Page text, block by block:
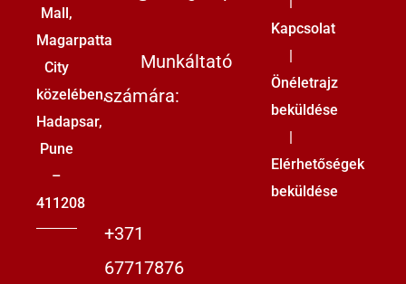
Mall,
Magarpatta
City
közelében,
Hadapsar,
Pune
–
411208
Munkáltató
számára:
+371
67717876
Kapcsolat
|
Önéletrajz
beküldése
|
Elérhetőségek
beküldése